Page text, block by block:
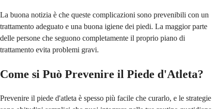
La buona notizia è che queste complicazioni sono prevenibili con un
trattamento adeguato e una buona igiene dei piedi. La maggior parte
delle persone che seguono completamente il proprio piano di
trattamento evita problemi gravi.
Come si Può Prevenire il Piede d'Atleta?
Prevenire il piede d'atleta è spesso più facile che curarlo, e le strategie